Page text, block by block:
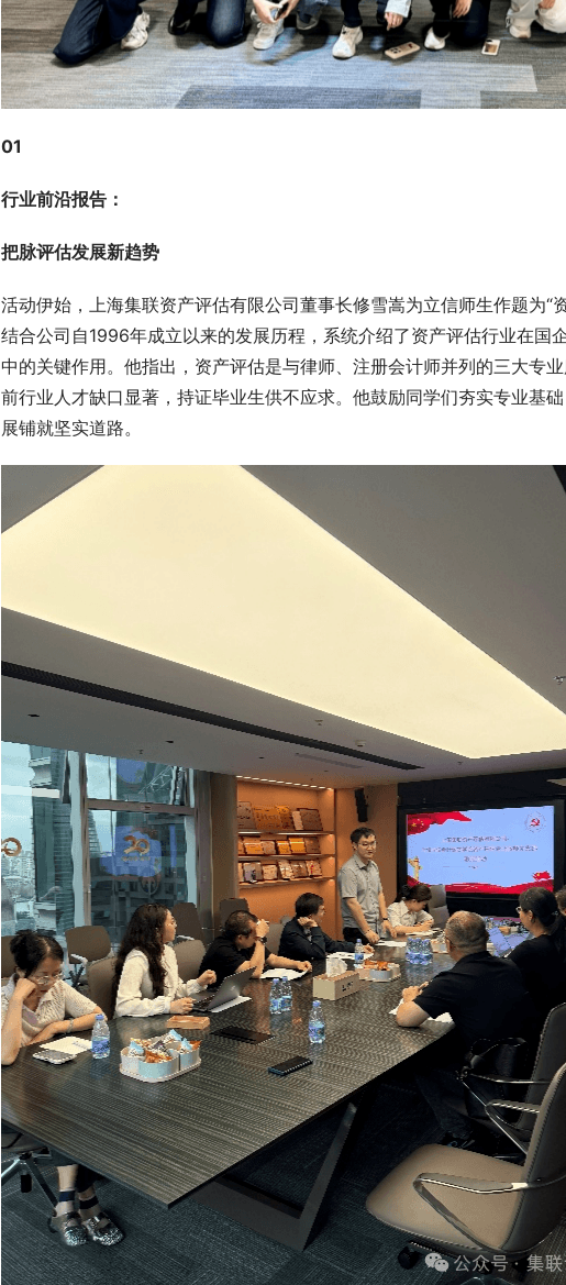
01
行业前沿报告：
把脉评估发展新趋势
活动伊始，上海集联资产评估有限公司董事长修雪嵩为立信师生作题为“
结合公司自1996年成立以来的发展历程，系统介绍了资产评估行业在国
中的关键作用。他指出，资产评估是与律师、注册会计师并列的三大专
前行业人才缺口显著，持证毕业生供不应求。他鼓励同学们夯实专业基
展铺就坚实道路。